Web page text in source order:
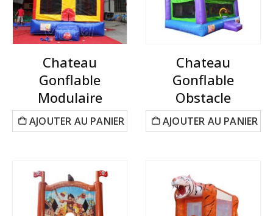
Chateau
Gonflable
Modulaire
AJOUTER AU PANIER
Chateau
Gonflable
Obstacle
AJOUTER AU PANIER